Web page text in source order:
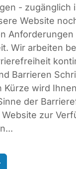
- zugänglich
Website
Anforderungen
Wir arbeiten
Barrieren
Kürze wird
der
zur